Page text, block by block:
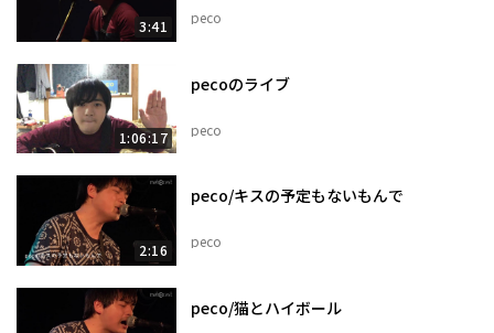
3:41 peco
1:06:17
pecoのライブ
peco
2:16
peco/キスの予定もないもんで
peco
peco/猫とハイボール